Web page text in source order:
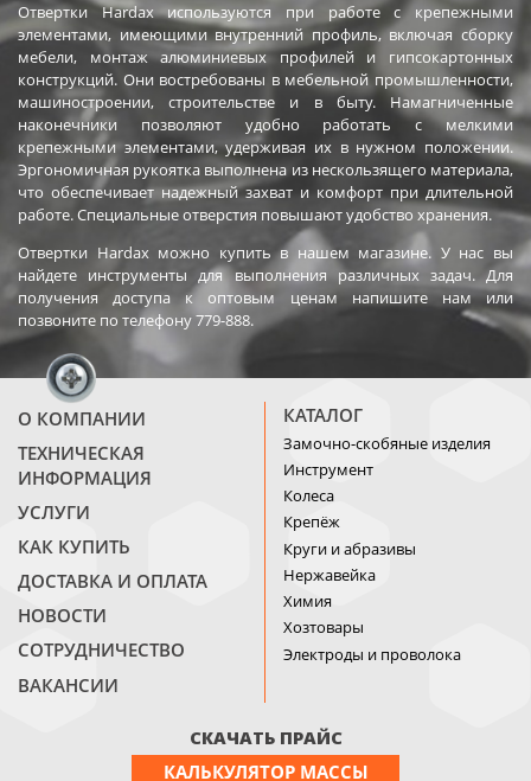
Отвертки Hardax используются при работе с крепежными
элементами, имеющими внутренний профиль, включая сборку
мебели, монтаж алюминиевых профилей и гипсокартонных
конструкций. Они востребованы в мебельной промышленности,
машиностроении, строительстве и в быту. Намагниченные
наконечники позволяют удобно работать с мелкими
крепежными элементами, удерживая их в нужном положении.
Эргономичная рукоятка выполнена из нескользящего материала,
что обеспечивает надежный захват и комфорт при длительной
работе. Специальные отверстия повышают удобство хранения.
Отвертки Hardax можно купить в нашем магазине. У нас вы
найдете инструменты для выполнения различных задач. Для
получения доступа к оптовым ценам напишите нам или
позвоните по телефону 779-888.
О КОМПАНИИ
ТЕХНИЧЕСКАЯ
ИНФОРМАЦИЯ
УСЛУГИ
КАК КУПИТЬ
ДОСТАВКА И ОПЛАТА
НОВОСТИ
СОТРУДНИЧЕСТВО
ВАКАНСИИ
КАТАЛОГ
Замочно-скобяные изделия
Инструмент
Колеса
Крепёж
Круги и абразивы
Нержавейка
Химия
Хозтовары
Электроды и проволока
СКАЧАТЬ ПРАЙС
КАЛЬКУЛЯТОР МАССЫ